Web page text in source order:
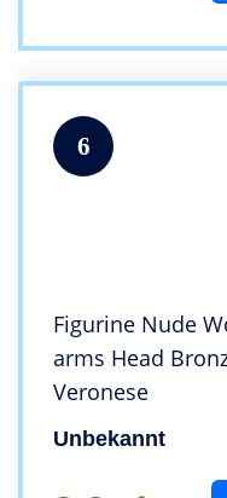
6
Figurine Nude
arms Head
Veronese
Unbekannt